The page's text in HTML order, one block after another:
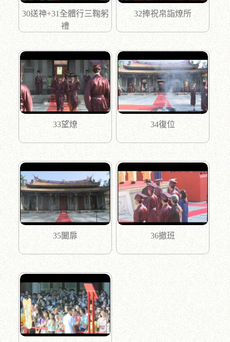
30送神+31全體行三鞠躬
禮
32捧祝帛詣燎所
33望燎 34復位
35闔扉 36撤班